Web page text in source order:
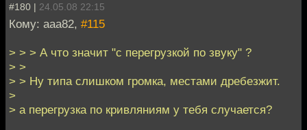
#180 | 24.05.08 22:15
Кому: aaa82, #115
> > > А что значит "с перегрузкой по звуку" ?
> >
> > Ну типа слишком громка, местами дребезжит.
>
> а перегрузка по кривляниям у тебя случается?